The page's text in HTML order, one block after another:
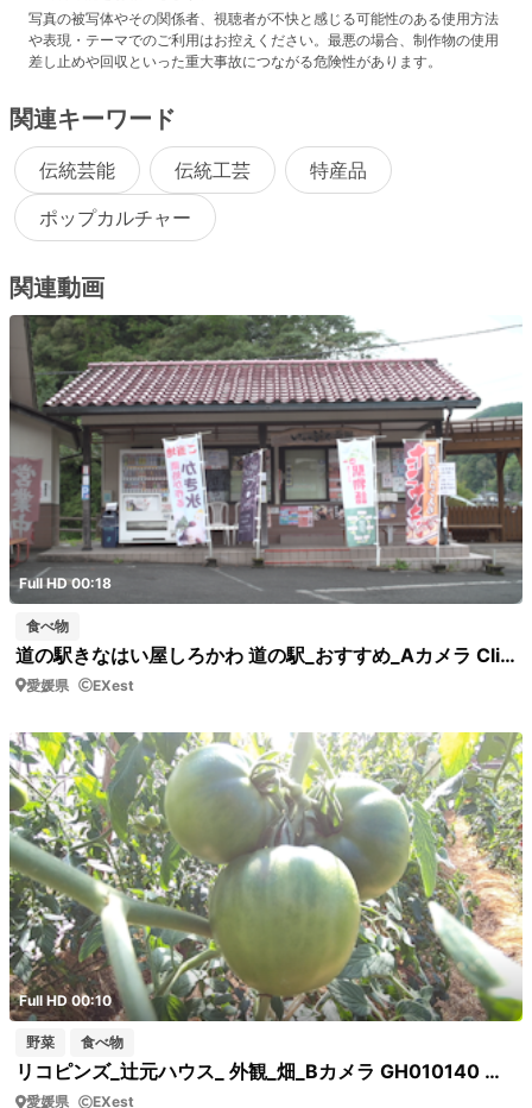
写真の被写体やその関係者、視聴者が不快と感じる可能性のある使用方法
や表現・テーマでのご利用はお控えください。最悪の場合、制作物の使用
差し止めや回収といった重大事故につながる危険性があります。
関連キーワード
伝統芸能 伝統工芸
特産品
ポップカルチャー
関連動画
Full HD 00:18
食べ物
道の駅きなはい屋しろかわ 道の駅_おすすめ_Aカメラ Clip0041 いっぷく茶屋 外観
愛媛県 EXest
Full HD 00:10
野菜 食べ物
リコピンズ_辻元ハウス_ 外観_畑_Bカメラ GH010140 トマトビニールハウス内
愛媛県 EXest